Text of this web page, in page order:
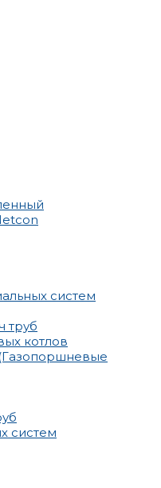
систем
труб
котлов
систем